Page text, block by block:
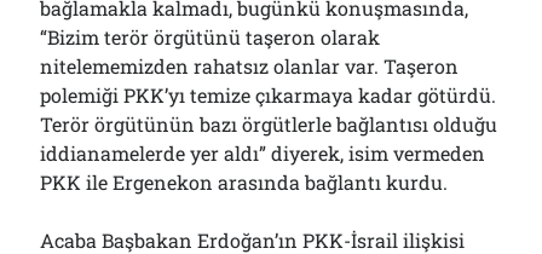
bağlamakla kalmadı, bugünkü konuşmasında,
“Bizim terör örgütünü taşeron olarak
nitelememizden rahatsız olanlar var. Taşeron
polemiği PKK’yı temize çıkarmaya kadar götürdü.
Terör örgütünün bazı örgütlerle bağlantısı olduğu
iddianamelerde yer aldı” diyerek, isim vermeden
PKK ile Ergenekon arasında bağlantı kurdu.
Acaba Başbakan Erdoğan’ın PKK-İsrail ilişkisi